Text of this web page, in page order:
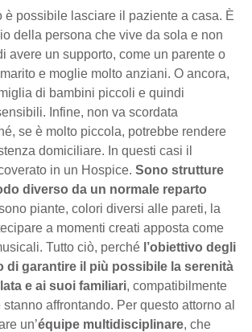
è possibile lasciare il paziente a casa. È
della persona che vive da sola e non
avere un supporto, come un parente o
e moglie molto anziani. O ancora,
di bambini piccoli e quindi
Infine, non va scordata
se è molto piccola, potrebbe rendere
domiciliare. In questi casi il
in un Hospice. Sono strutture
diverso da un normale reparto
piante, colori diversi alle pareti, la
a momenti creati apposta come
Tutto ciò, perché l’obiettivo degli
di garantire il più possibile la serenità
e ai suoi familiari, compatibilmente
affrontando. Per questo attorno al
un’équipe multidisciplinare, che